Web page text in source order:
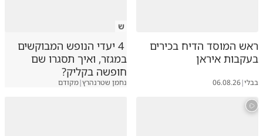
ראש המוסד הדיח בכירים
בעקבות איראן
בבלי|
06.08.26
ש
4 יעדי הנופש המבוקשים
במגזר, ואיך תסגרו שם
חופשה בקליק?
נחמן שטרנהרץ|מקודם